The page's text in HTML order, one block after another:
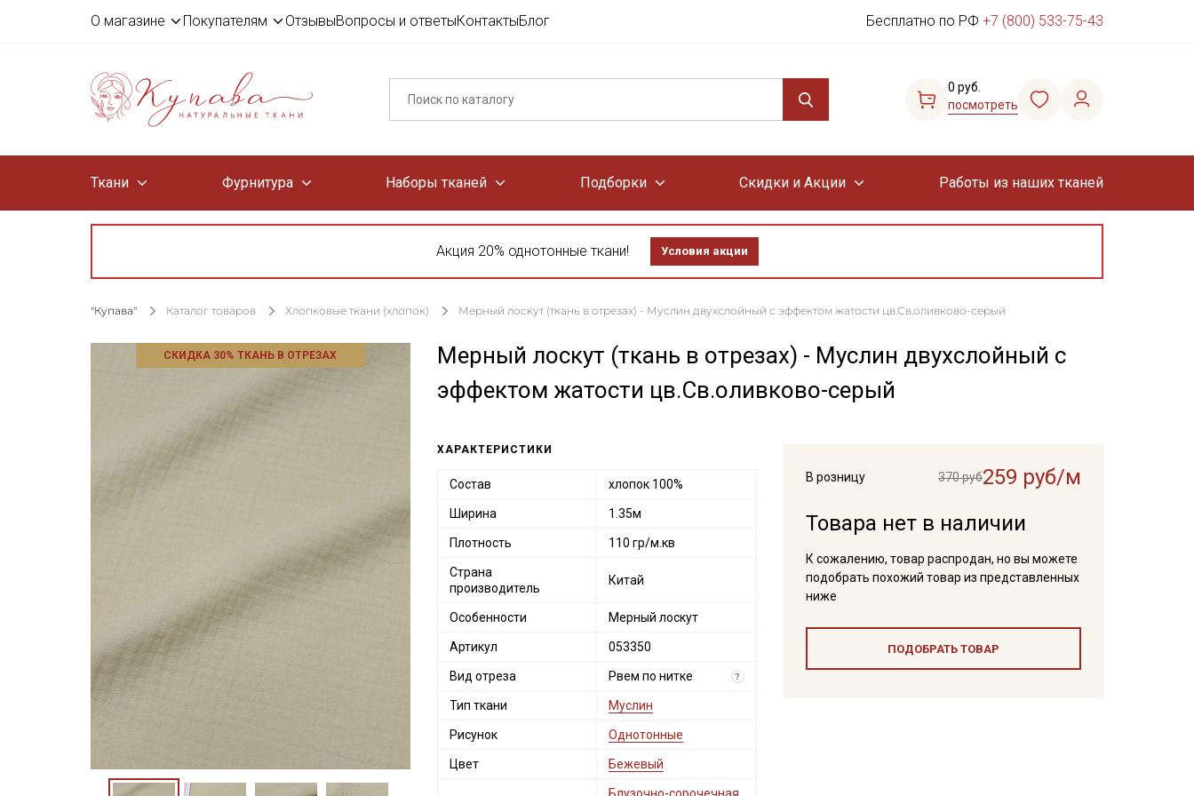
О магазине Покупателям ОтзывыВопросы и ответыКонтактыБлог Бесплатно по РФ +7 (800) 533-75-43
0 руб.
посмотреть
Ткани Фурнитура Наборы тканей Подборки Скидки и Акции Работы из наших тканей
Акция 20% однотонные ткани! Условия акции
"Купава" Каталог товаров Хлопковые ткани (хлопок) Мерный лоскут (ткань в отрезах) - Муслин двухслойный с эффектом жатости цв.Св.оливково-серый
СКИДКА 30% ТКАНЬ В ОТРЕЗАХ
Мерный лоскут (ткань в отрезах) - Муслин двухслойный с
эффектом жатости цв.Св.оливково-серый
В розницу 370 руб259 руб/м
Товара нет в наличии
К сожалению, товар распродан, но вы можете
подобрать похожий товар из представленных
ниже
ПОДОБРАТЬ ТОВАР
ХАРАКТЕРИСТИКИ
Состав хлопок 100%
Ширина 1.35м
Плотность 110 гр/м.кв
Страна
производитель
Китай
Особенности Мерный лоскут
Артикул 053350
Вид отреза Рвем по нитке ?
Тип ткани Муслин
Рисунок Однотонные
Цвет Бежевый